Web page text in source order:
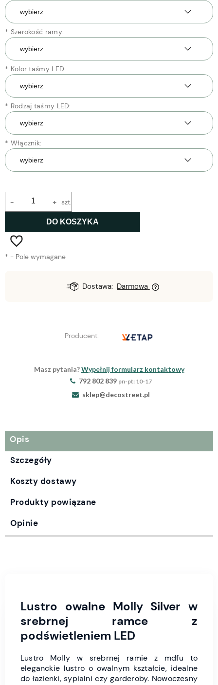
* Szerokość ramy:
* Kolor taśmy LED:
* Rodzaj taśmy LED:
* Włącznik:
+
- szt.
DO KOSZYKA
* - Pole wymagane
Dostawa: Darmowa
Producent:
Masz pytania?Wypełnij formularz kontaktowy
792 802 839 pn-pt: 10-17
sklep@decostreet.pl
Opis
Szczegóły
Koszty dostawy
Produkty powiązane
Opinie
Lustro owalne Molly Silver w
srebrnej ramce z
podświetleniem LED
Lustro Molly w srebrnej ramie z mdfu to
eleganckie lustro o owalnym kształcie, idealne
do łazienki, sypialni czy garderoby. Nowoczesny